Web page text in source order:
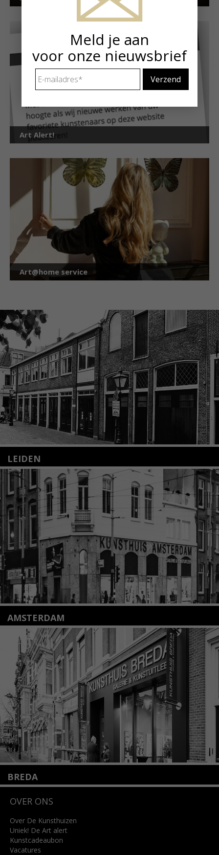
Art Alert!
Art@home service
LEIDEN
Nieuwstraat 35
2312 KA Leiden
+31(0)71 – 52 84 480
info@kunsthuisleiden.nl
Lees meer
AMSTERDAM
Amstelveenseweg 135
1075 VX Amsterdam
+31 (0)20 2332546
info@kunsthuisamsterdam.nl
Lees meer
BREDA
4818 SB Breda
info@kunsthuisbreda.nl
Lees meer
OVER ONS
Over De Kunsthuizen
Uniek! De Art alert
Kunstcadeaubon
Vacatures
Meld je aan
voor onze nieuwsbrief
mailadres *